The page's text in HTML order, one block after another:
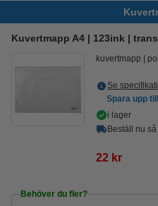
Kuvertmapp A4 | 123ink |
kuvertmapp
Se
Spara upp till
i lager
Beställ nu
22 kr
Behöver du fler?